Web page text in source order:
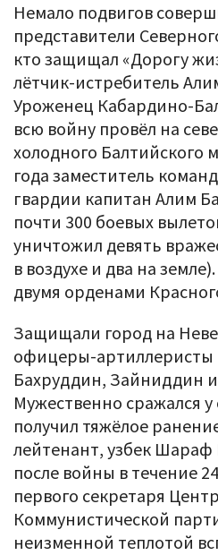
Немало подвигов
представители
кто защищал «Дорогу
лётчик-истребитель
Уроженец Кабардино-
всю войну провёл на
холодного Балтийского
года заместитель
гвардии капитан Алим
почти 300 боевых
уничтожил девять
в воздухе и два на
двумя орденами
Защищали город на
офицеры-артиллеристы
Бахруддин, Зайниддин
Мужественно сражался
получил тяжёлое
лейтенант, узбек Шараф
после войны в течение
первого секретаря
Коммунистической
неизменной теплотой